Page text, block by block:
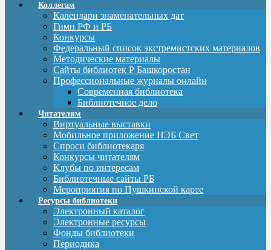
Коллегам
Календари знаменательных дат
Гимн РФ и РБ
Конкурсы
Федеральный список экстремистских материалов
Методические материалы
Сайты библиотек Р Башкоростан
Профессиональные журналы онлайн
Современная библиотека
Библиотечное дело
Читателям
Виртуальные выставки
Мобильное приложение НЭБ Свет
Спроси библиотекаря
Конкурсы читателям
Клубы по интересам
Библиотечные сайты РБ
Мероприятия по Пушкинской карте
Ресурсы библиотеки
Электронный каталог
Электронные ресурсы
Фонды библиотеки
Периодика